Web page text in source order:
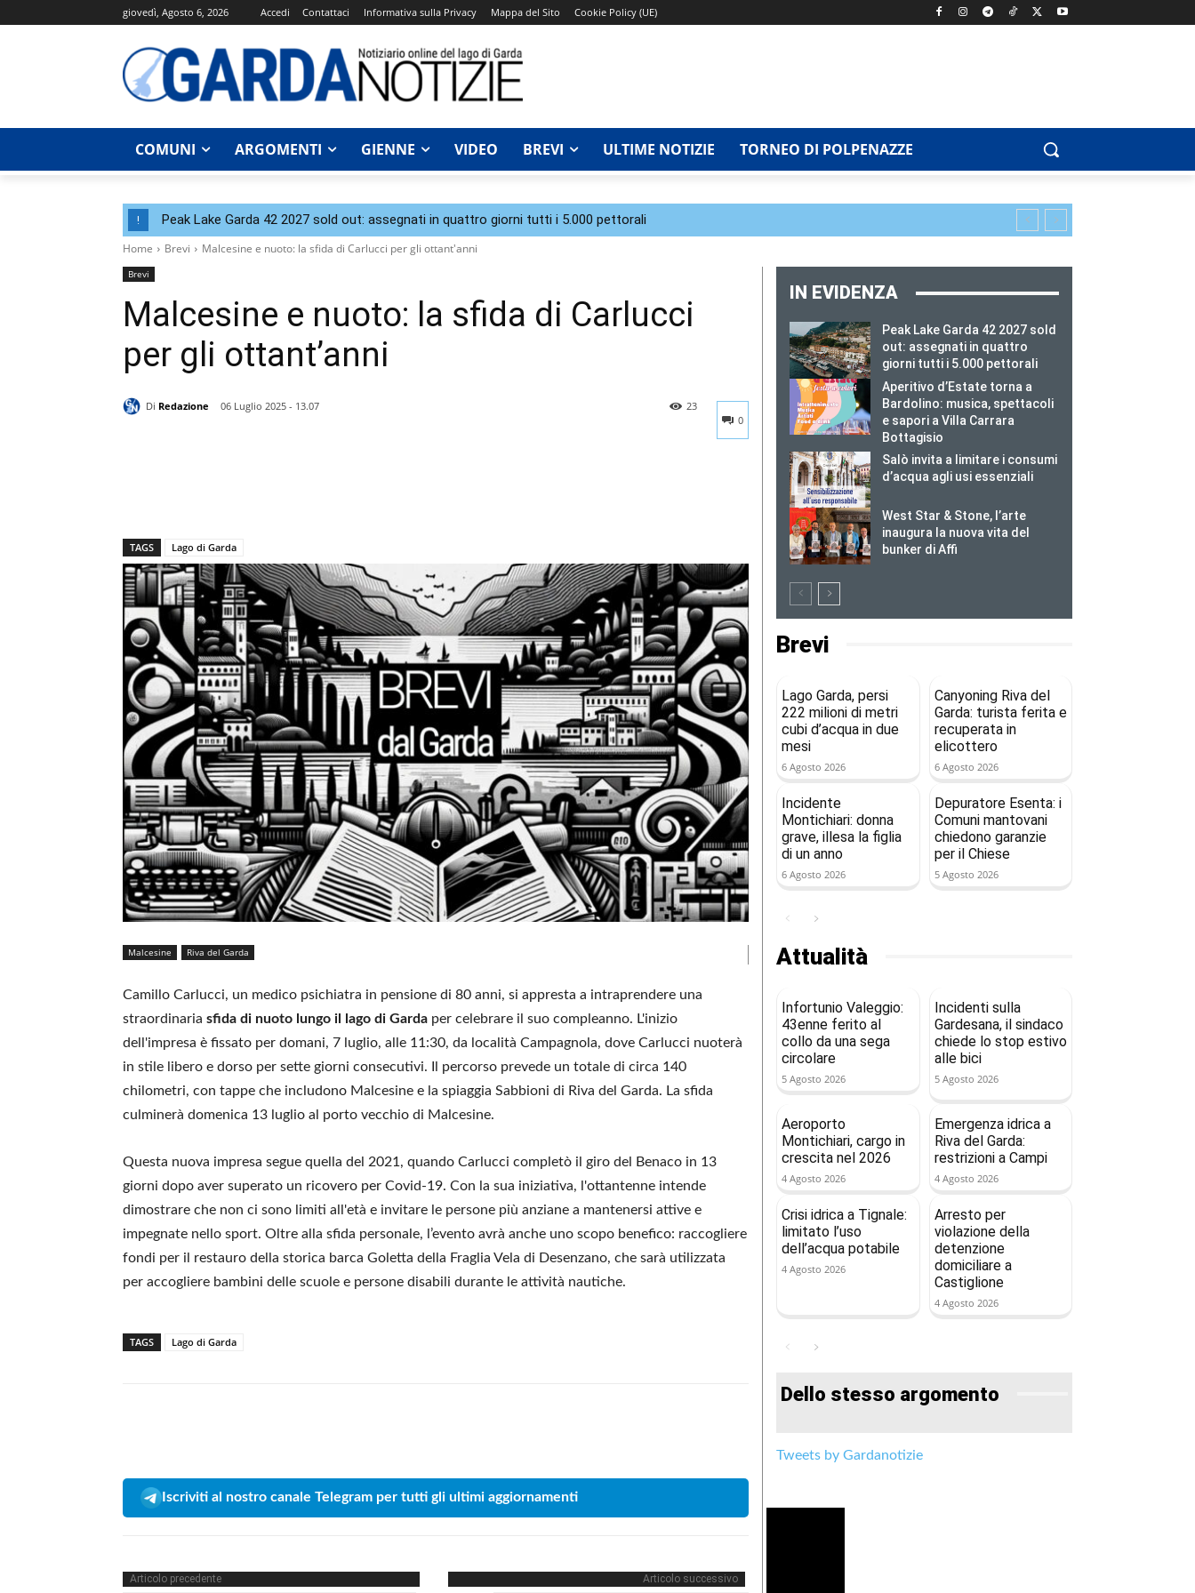
giovedì, Agosto 6, 2026 Accedi Contattaci Informativa sulla Privacy Mappa del Sito Cookie Policy (UE)
COMUNI ARGOMENTI GIENNE VIDEO BREVI ULTIME NOTIZIE TORNEO DI POLPENAZZE
! Peak Lake Garda 42 2027 sold out: assegnati in quattro giorni tutti i 5.000 pettorali
Home Brevi Malcesine e nuoto: la sfida di Carlucci per gli ottant'anni
Brevi
Malcesine e nuoto: la sfida di Carlucci
per gli ottant’anni
Di Redazione
06 Luglio 2025 - 13.07
0
23
TAGS Lago di Garda
Malcesine Riva del Garda
Camillo Carlucci, un medico psichiatra in pensione di 80 anni, si appresta a intraprendere una
straordinaria sfida di nuoto lungo il lago di Garda per celebrare il suo compleanno. L'inizio
dell'impresa è fissato per domani, 7 luglio, alle 11:30, da località Campagnola, dove Carlucci nuoterà
in stile libero e dorso per sette giorni consecutivi. Il percorso prevede un totale di circa 140
chilometri, con tappe che includono Malcesine e la spiaggia Sabbioni di Riva del Garda. La sfida
culminerà domenica 13 luglio al porto vecchio di Malcesine.
Questa nuova impresa segue quella del 2021, quando Carlucci completò il giro del Benaco in 13
giorni dopo aver superato un ricovero per Covid-19. Con la sua iniziativa, l'ottantenne intende
dimostrare che non ci sono limiti all'età e invitare le persone più anziane a mantenersi attive e
impegnate nello sport. Oltre alla sfida personale, l’evento avrà anche uno scopo benefico: raccogliere
fondi per il restauro della storica barca Goletta della Fraglia Vela di Desenzano, che sarà utilizzata
per accogliere bambini delle scuole e persone disabili durante le attività nautiche.
TAGS Lago di Garda
Iscriviti al nostro canale Telegram per tutti gli ultimi aggiornamenti
Articolo precedente Articolo successivo
IN EVIDENZA
Peak Lake Garda 42 2027 sold
out: assegnati in quattro
giorni tutti i 5.000 pettorali
Aperitivo d’Estate torna a
Bardolino: musica, spettacoli
e sapori a Villa Carrara
Bottagisio
Salò invita a limitare i consumi
d’acqua agli usi essenziali
West Star & Stone, l’arte
inaugura la nuova vita del
bunker di Affi
Brevi
Lago Garda, persi
222 milioni di metri
cubi d’acqua in due
mesi
6 Agosto 2026
Canyoning Riva del
Garda: turista ferita e
recuperata in
elicottero
6 Agosto 2026
Incidente
Montichiari: donna
grave, illesa la figlia
di un anno
6 Agosto 2026
Depuratore Esenta: i
Comuni mantovani
chiedono garanzie
per il Chiese
5 Agosto 2026
Attualità
Infortunio Valeggio:
43enne ferito al
collo da una sega
circolare
5 Agosto 2026
Incidenti sulla
Gardesana, il sindaco
chiede lo stop estivo
alle bici
5 Agosto 2026
Aeroporto
Montichiari, cargo in
crescita nel 2026
4 Agosto 2026
Emergenza idrica a
Riva del Garda:
restrizioni a Campi
4 Agosto 2026
Crisi idrica a Tignale:
limitato l’uso
dell’acqua potabile
4 Agosto 2026
Arresto per
violazione della
detenzione
domiciliare a
Castiglione
4 Agosto 2026
Dello stesso argomento
Tweets by Gardanotizie